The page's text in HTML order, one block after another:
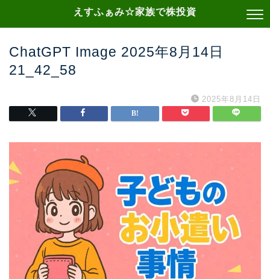
えすふぁみ☆家族で株投資
ChatGPT Image 2025年8月14日
21_42_58
2025年8月14日